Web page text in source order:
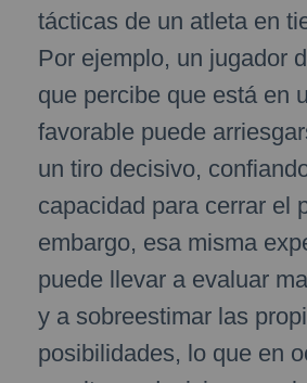
tácticas de un atleta en
Por ejemplo, un jugador
que percibe que está en
favorable puede
un tiro decisivo,
capacidad para cerrar el
embargo, esa misma
puede llevar a evaluar
y a sobreestimar las
posibilidades, lo que en